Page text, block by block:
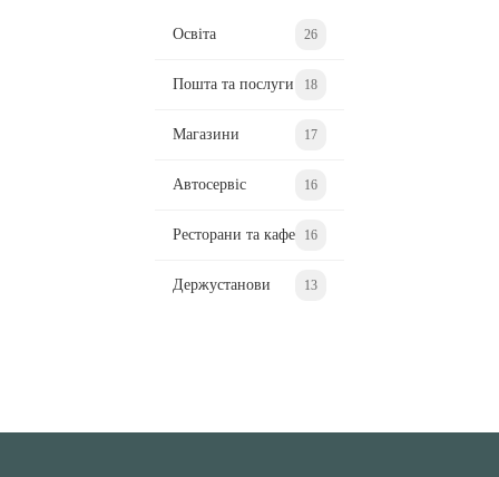
Освіта 26
Пошта та послуги 18
Магазини 17
Автосервіс 16
Ресторани та кафе 16
Держустанови 13